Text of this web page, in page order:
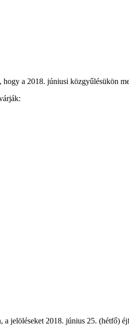
a 2018. júniusi közgyűlésükön
jelöléseket 2018. június 25. (hétfő)